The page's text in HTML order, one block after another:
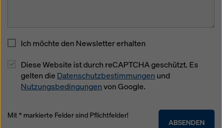
Ich möchte den Newsletter erhalten
Diese Website ist durch reCAPTCHA geschützt. Es
gelten die Datenschutzbestimmungen und
Nutzungsbedingungenvon Google.
ABSENDEN
Mit * markierte Felder sind Pflichtfelder!